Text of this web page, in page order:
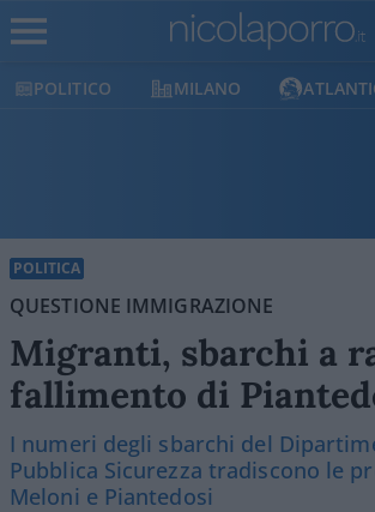
POLITICO MILANO
POLITICA
QUESTIONE IMMIGRAZIONE
Migranti, sbarchi a
fallimento di
I numeri degli sbarchi del
Pubblica Sicurezza tradiscono le
Meloni e Piantedosi